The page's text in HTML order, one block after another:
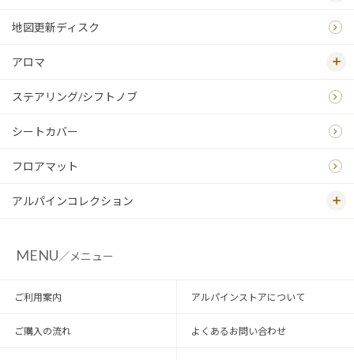
地図更新ディスク
アロマ
ステアリング/シフトノブ
シートカバー
フロアマット
アルパインコレクション
MENU／メニュー
ご利用案内 アルパインストアについて
ご購入の流れ よくあるお問い合わせ